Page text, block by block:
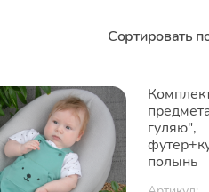
Сортировать
гуляю",
полынь